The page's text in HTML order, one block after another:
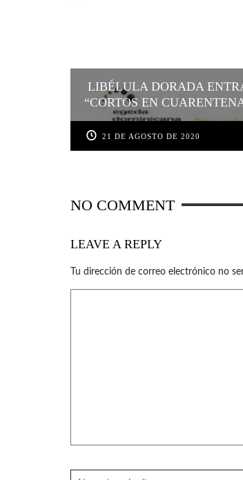
LIBÉLULA DORADA
“CORTOS EN
21 DE AGOSTO DE 2020
NO COMMENT
LEAVE A REPLY
Tu dirección de correo electrónico no